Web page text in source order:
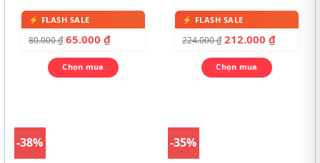
80.000₫ 65.000 ₫
Chọn mua
224.000₫ 212.000 ₫
Chọn mua
-38% -35%